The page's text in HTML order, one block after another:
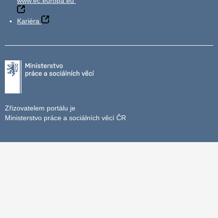
Kariéra
Zřizovatelem portálu je
Ministerstvo práce a sociálních věcí ČR